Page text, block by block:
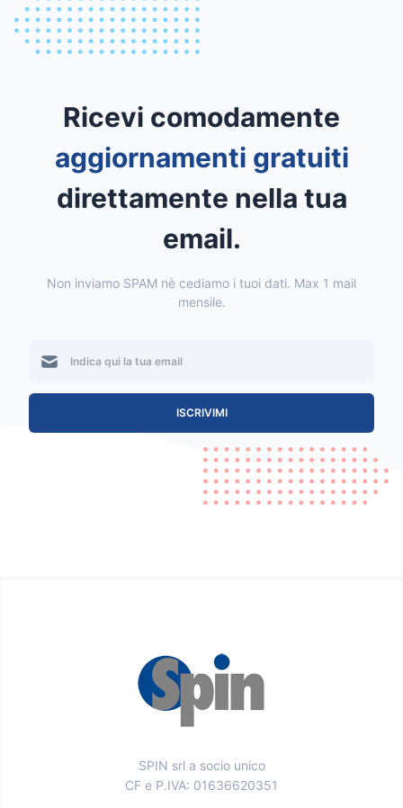
Ricevi comodamente
aggiornamenti gratuiti
direttamente nella tua
email.
Non inviamo SPAM nè cediamo i tuoi dati. Max 1 mail
mensile.
ISCRIVIMI
SPIN srl a socio unico
CF e P.IVA: 01636620351